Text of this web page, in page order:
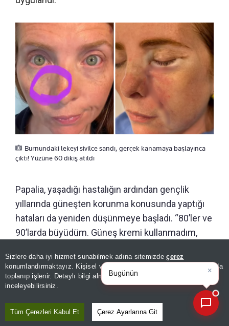
Sizlere daha iyi hizmet sunabilmek adına sitemizdeçerez
konumlandırmaktayız. Kişisel verileriniz, KVKK ve GDPR kapsamında
toplanıp işlenir. Detaylı bilgi almak içinAydınlatma Metnimizi
inceleyebilirsiniz.
Tüm Çerezleri Kabul Et Çerez Ayarlarına Git
Burnundaki lekeyi sivilce sandı, gerçek kanamaya başlayınca
çıktı! Yüzüne 60 dikiş atıldı
Papalia, yaşadığı hastalığın ardından gençlik
yıllarında güneşten korunma konusunda yaptığı
hataları da yeniden düşünmeye başladı. “80’ler ve
90’larda büyüdüm. Güneş kremi kullanmadım,
yaşadım. Yapılmaması gereken her şeyi yaptım”
diyen Papalia, gençken kendisini hastalıklara karşı
adeta dokunulmaz hissettiğini anlattı.
×
Bugünün öne çıkan manşetleri
ve gelişmeleri nele